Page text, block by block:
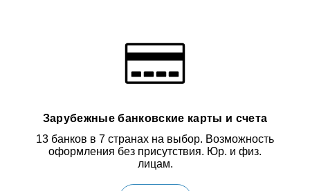
Зарубежные банковские карты и счета
13 банков в 7 странах на выбор. Возможность
оформления без присутствия. Юр. и физ.
лицам.